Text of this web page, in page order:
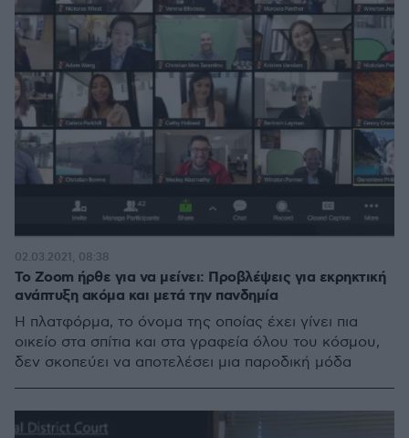
Το Zoom ήρθε για να μείνει: Προβλέψεις για εκρηκτική
ανάπτυξη ακόμα και μετά την πανδημία
Η πλατφόρμα, το όνομα της οποίας έχει γίνει πια
οικείο στα σπίτια και στα γραφεία όλου του κόσμου,
δεν σκοπεύει να αποτελέσει μια παροδική μόδα
02.03.2021, 08:38